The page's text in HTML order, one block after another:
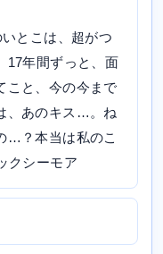
いとこは、超がつ
17年間ずっと、面
こと、今の今まで
、あのキス…。ね
…？本当は私のこ
クシーモア